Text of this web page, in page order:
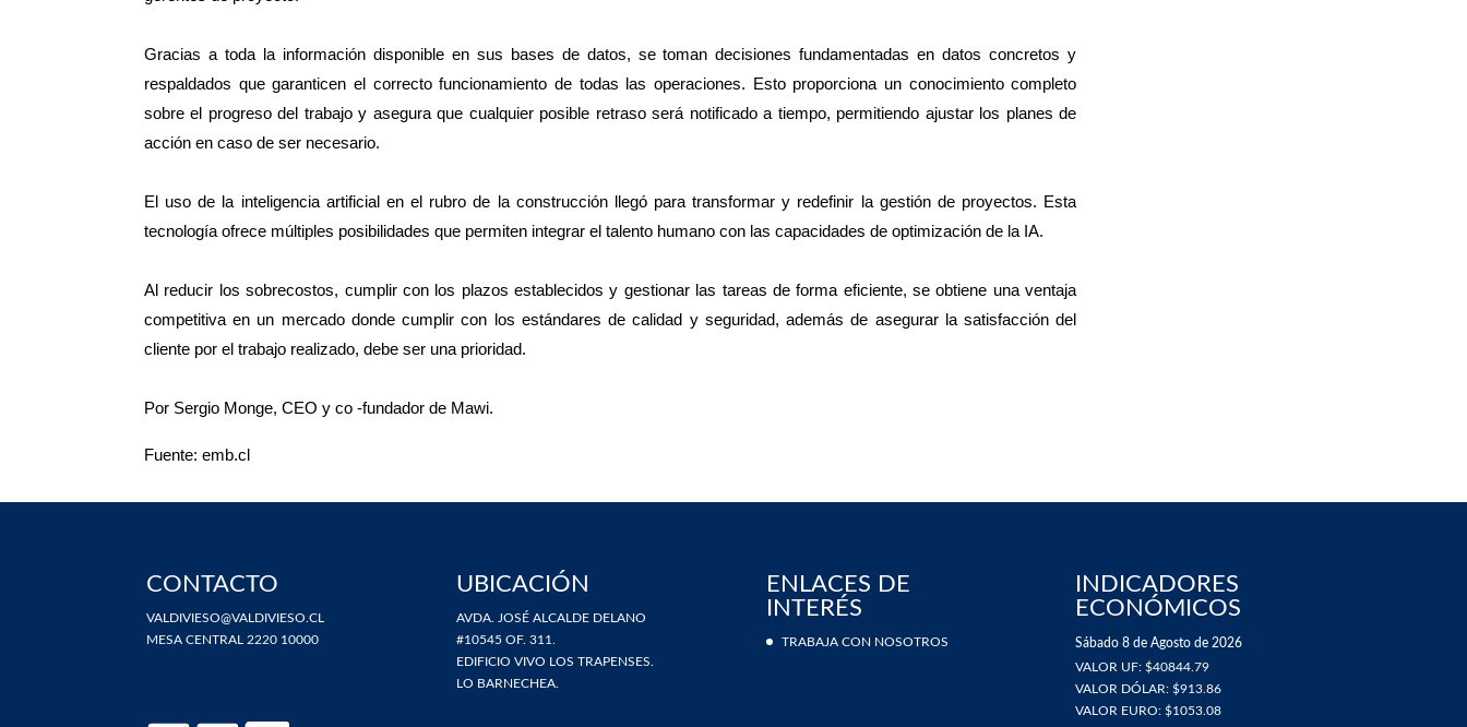
Gracias a toda la información disponible en sus bases de datos, se toman decisiones fundamentadas en datos concretos y
respaldados que garanticen el correcto funcionamiento de todas las operaciones. Esto proporciona un conocimiento completo
sobre el progreso del trabajo y asegura que cualquier posible retraso será notificado a tiempo, permitiendo ajustar los planes de
acción en caso de ser necesario.
El uso de la inteligencia artificial en el rubro de la construcción llegó para transformar y redefinir la gestión de proyectos. Esta
tecnología ofrece múltiples posibilidades que permiten integrar el talento humano con las capacidades de optimización de la IA.
Al reducir los sobrecostos, cumplir con los plazos establecidos y gestionar las tareas de forma eficiente, se obtiene una ventaja
competitiva en un mercado donde cumplir con los estándares de calidad y seguridad, además de asegurar la satisfacción del
cliente por el trabajo realizado, debe ser una prioridad.
Por Sergio Monge, CEO y co -fundador de Mawi.
Fuente: emb.cl
CONTACTO
VALDIVIESO@VALDIVIESO.CL
MESA CENTRAL 2220 10000
UBICACIÓN
AVDA. JOSÉ ALCALDE DELANO
#10545 OF. 311.
EDIFICIO VIVO LOS TRAPENSES.
LO BARNECHEA.
ENLACES DE
INTERÉS
TRABAJA CON NOSOTROS
INDICADORES
ECONÓMICOS
Sábado 8 de Agosto de 2026
VALOR UF: $40844.79
VALOR DÓLAR: $913.86
VALOR EURO: $1053.08